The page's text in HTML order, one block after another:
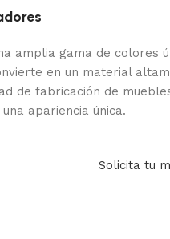
amplia gama de colores
en un material
de fabricación de
apariencia única.
Solicita tu